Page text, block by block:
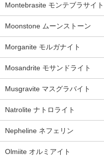
Montebrasite モンテブラサイト
Moonstone ムーンストーン
Morganite モルガナイト
Mosandrite モサンドライト
Musgravite マスグラバイト
Natrolite ナトロライト
Nepheline ネフェリン
Olmiite オルミアイト